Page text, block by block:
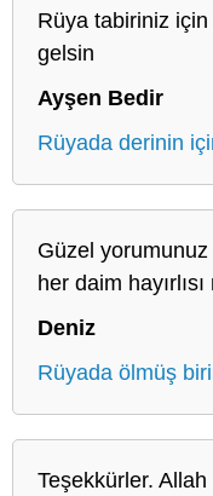
Rüya tabiriniz
gelsin
Ayşen Bedir
Rüyada derinin
Güzel
her daim
Deniz
Rüyada ölmüş
Teşekkürler. Allah